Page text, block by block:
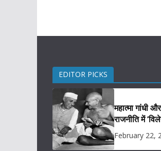
EDITOR PICKS
महात्मा गांधी
राजनीति में
February 22,